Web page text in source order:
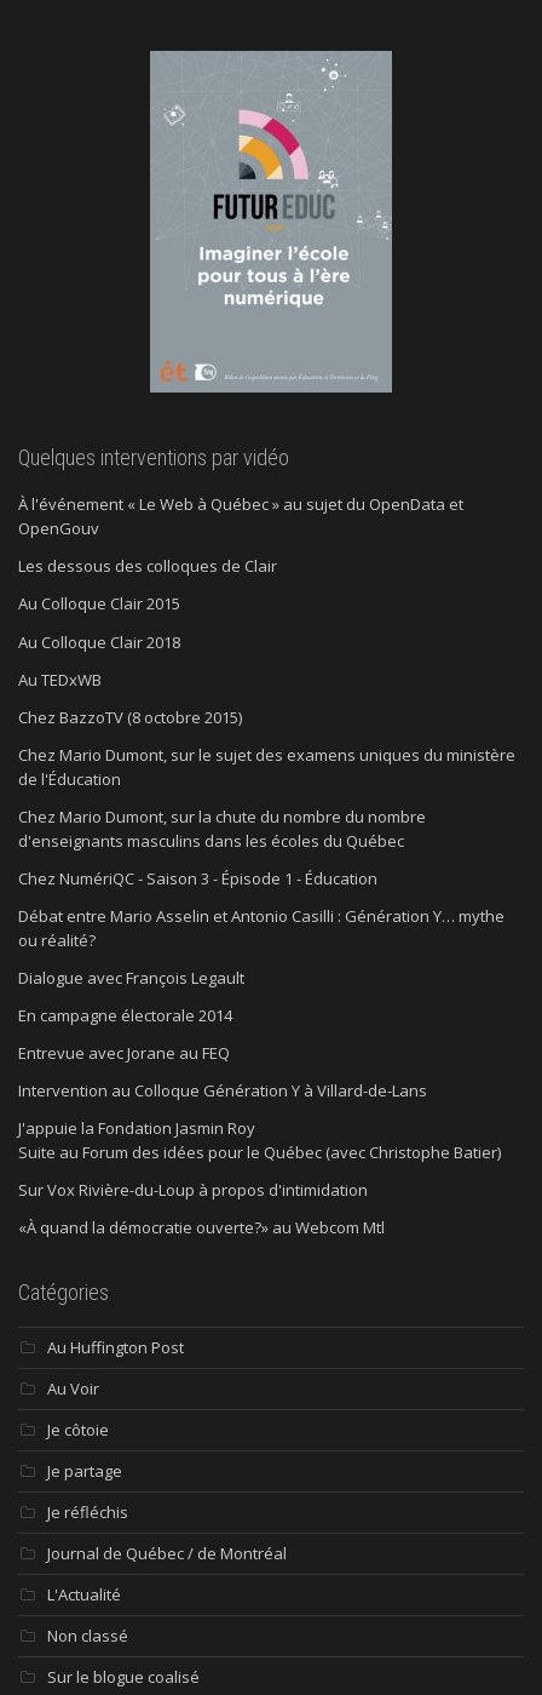
Quelques interventions par vidéo
À l'événement « Le Web à Québec » au sujet du OpenData et
OpenGouv
Les dessous des colloques de Clair
Au Colloque Clair 2015
Au Colloque Clair 2018
Au TEDxWB
Chez BazzoTV (8 octobre 2015)
Chez Mario Dumont, sur le sujet des examens uniques du ministère
de l'Éducation
Chez Mario Dumont, sur la chute du nombre du nombre
d'enseignants masculins dans les écoles du Québec
Chez NumériQC - Saison 3 - Épisode 1 - Éducation
Débat entre Mario Asselin et Antonio Casilli : Génération Y… mythe
ou réalité?
Dialogue avec François Legault
En campagne électorale 2014
Entrevue avec Jorane au FEQ
Intervention au Colloque Génération Y à Villard-de-Lans
J'appuie la Fondation Jasmin Roy
Suite au Forum des idées pour le Québec (avec Christophe Batier)
Sur Vox Rivière-du-Loup à propos d'intimidation
«À quand la démocratie ouverte?» au Webcom Mtl
Catégories
Au Huffington Post
Au Voir
Je côtoie
Je partage
Je réfléchis
Journal de Québec / de Montréal
L'Actualité
Non classé
Sur le blogue coalisé